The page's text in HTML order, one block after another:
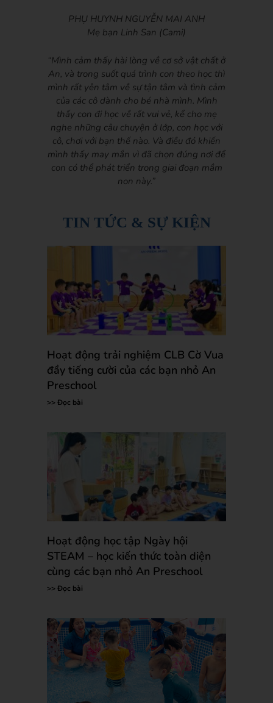
PHỤ HUYNH NGUYỄN MAI ANH
Mẹ bạn Linh San (Cami)
“Mình cảm thấy hài lòng về cơ sở vật chất ở
An, và trong suốt quá trình con theo học thì
mình rất yên tâm về sự tận tâm và tình cảm
của các cô dành cho bé nhà mình. Mình
thấy con đi học về rất vui vẻ, kể cho mẹ
nghe những câu chuyện ở lớp, con học với
cô, chơi với bạn thế nào. Và điều đó khiến
mình thấy may mắn vì đã chọn đúng nơi để
con có thể phát triển trong giai đoạn mầm
non này.”
TIN TỨC & SỰ KIỆN
Hoạt động trải nghiệm CLB Cờ Vua
đầy tiếng cười của các bạn nhỏ An
Preschool
>> Đọc bài
Hoạt động học tập Ngày hội
STEAM – học kiến thức toàn diện
cùng các bạn nhỏ An Preschool
>> Đọc bài